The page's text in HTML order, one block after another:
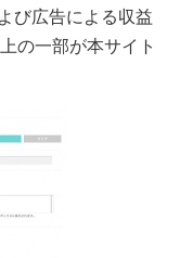
び広告による収益
の一部が本サイト